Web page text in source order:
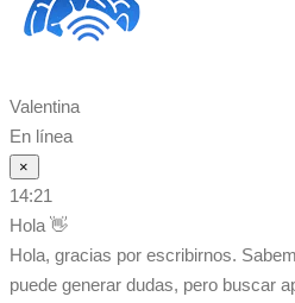
Valentina
En línea
×
14:21
Hola 👋
Hola, gracias por escribirnos.
puede generar dudas, pero buscar